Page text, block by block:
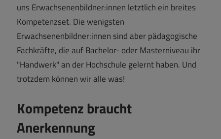
uns Erwachsenenbildner:innen letztlich ein breites
Kompetenzset. Die wenigsten
Erwachsenenbildner:innen sind aber pädagogische
Fachkräfte, die auf Bachelor- oder Masterniveau ihr
"Handwerk" an der Hochschule gelernt haben. Und
trotzdem können wir alle was!
Kompetenz braucht
Anerkennung